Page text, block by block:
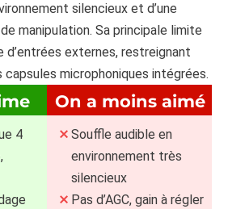
silencieux et d’une
manipulation. Sa principale limite
d’entrées externes, restreignant
capsules microphoniques intégrées.
4
On a moins aimé
Souffle audible en
environnement très
silencieux
Pas d’AGC, gain à régler